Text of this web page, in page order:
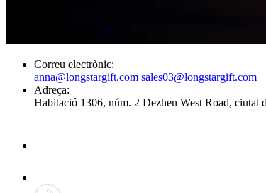
Correu electrònic:
anna@longstargift.com sales03@longstargift.com
Adreça:
Habitació 1306, núm. 2 Dezhen West Road,